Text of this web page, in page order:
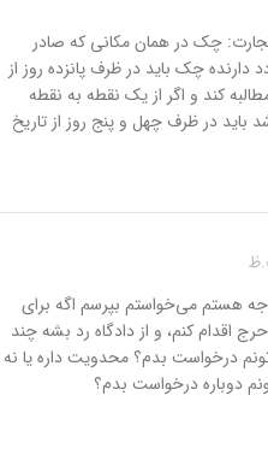
۳۱۵ قانون تجارت: چک در همان مکانی که صادر
دارنده چک باید در ظرف پانزده روز از
کند و اگر از یک نقطه به نقطه
باید در ظرف چهل و پنج روز از تاریخ
هستم می‌خواستم بپرسم اگه برای
اقدام کنم، و از دادگاه رد بشه چند
درخواست بدم؟ محدویت داره یا نه
دوباره درخواست بدم؟